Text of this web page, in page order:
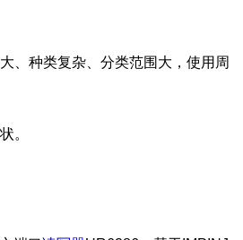
、种类复杂、分类范围大，使用周
。